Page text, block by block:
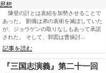
思想
陳登の計とは袁紹を加勢させることで
あった。 劉備は弟の袁術を滅ぼしていた
が、ジョウゲンの取りなしもあって承諾
された。 そして、郭図は曹操討...
記事を読む
『三国志演義』第二十一回